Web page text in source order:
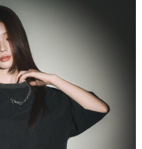
相關疑問，請聯繫「AFTEE先享後付
support/home
之「AFTEE先享後付」服務完成之交
資料，並將交易相關給付款項請求債
下網址：
理人或監護人之同意方可使用
者引起之損失，本公司不負相關責
據個別帳號之用戶狀況，依本公司即
)免運費